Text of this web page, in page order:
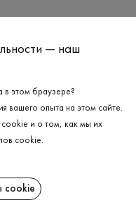
°C)
в стиральной машине
— наш
в этом браузере?
вашего опыта на этом сайте.
cookie и о том, как мы их
cookie.
cookie